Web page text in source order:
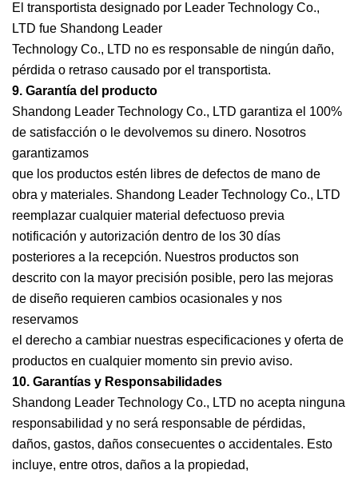
El transportista designado por Leader Technology Co.,
LTD fue Shandong Leader
Technology Co., LTD no es responsable de ningún daño,
pérdida o retraso causado por el transportista.
9. Garantía del producto
Shandong Leader Technology Co., LTD garantiza el 100%
de satisfacción o le devolvemos su dinero. Nosotros
garantizamos
que los productos estén libres de defectos de mano de
obra y materiales. Shandong Leader Technology Co., LTD
reemplazar cualquier material defectuoso previa
notificación y autorización dentro de los 30 días
posteriores a la recepción. Nuestros productos son
descrito con la mayor precisión posible, pero las mejoras
de diseño requieren cambios ocasionales y nos
reservamos
el derecho a cambiar nuestras especificaciones y oferta de
productos en cualquier momento sin previo aviso.
10. Garantías y Responsabilidades
Shandong Leader Technology Co., LTD no acepta ninguna
responsabilidad y no será responsable de pérdidas,
daños, gastos, daños consecuentes o accidentales. Esto
incluye, entre otros, daños a la propiedad,